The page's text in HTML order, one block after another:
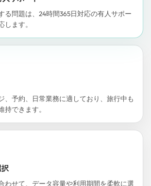
る問題は、24時間365日対応の有人サポー
します。
、予約、日常業務に適しており、旅行中も
持できます。
わせて、データ容量や利用期間を柔軟に選